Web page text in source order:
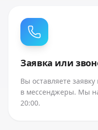
Заявка или
Вы оставляете
в мессенджеры. Мы
20:00.